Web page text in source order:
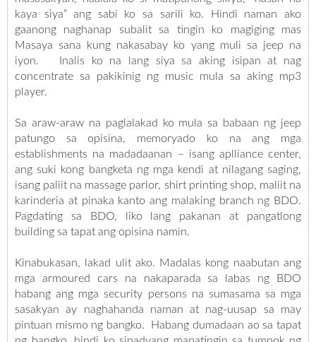
kaya siya” ang sabi ko sa sarili ko. Hindi naman ako
gaanong naghanap subalit sa tingin ko magiging mas
Masaya sana kung nakasabay ko yang muli sa jeep na
iyon. Inalis ko na lang siya sa aking isipan at nag
concentrate sa pakikinig ng music mula sa aking mp3
player.
Sa araw-araw na paglalakad ko mula sa babaan ng jeep
patungo sa opisina, memoryado ko na ang mga
establishments na madadaanan – isang aplliance center,
ang suki kong bangketa ng mga kendi at nilagang saging,
isang paliit na massage parlor, shirt printing shop, maliit na
karinderia at pinaka kanto ang malaking branch ng BDO.
Pagdating sa BDO, liko lang pakanan at pangatlong
building sa tapat ang opisina namin.
Kinabukasan, lakad ulit ako. Madalas kong naabutan ang
mga armoured cars na nakaparada sa labas ng BDO
habang ang mga security persons na sumasama sa mga
sasakyan ay naghahanda naman at nag-uusap sa may
pintuan mismo ng bangko. Habang dumadaan ao sa tapat